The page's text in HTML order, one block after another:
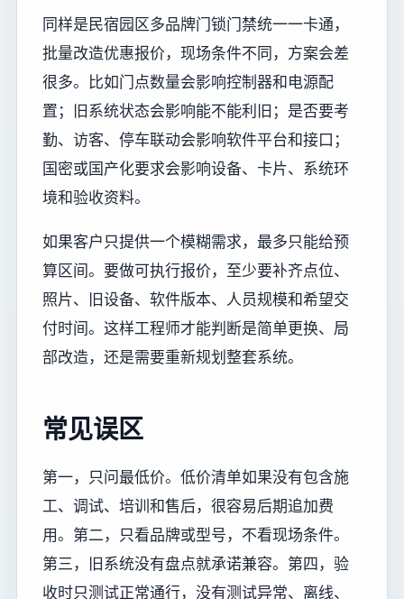
同样是民宿园区多品牌门锁门禁统一一卡通，
批量改造优惠报价，现场条件不同，方案会差
很多。比如门点数量会影响控制器和电源配
置；旧系统状态会影响能不能利旧；是否要考
勤、访客、停车联动会影响软件平台和接口；
国密或国产化要求会影响设备、卡片、系统环
境和验收资料。
如果客户只提供一个模糊需求，最多只能给预
算区间。要做可执行报价，至少要补齐点位、
照片、旧设备、软件版本、人员规模和希望交
付时间。这样工程师才能判断是简单更换、局
部改造，还是需要重新规划整套系统。
常见误区
第一，只问最低价。低价清单如果没有包含施
工、调试、培训和售后，很容易后期追加费
用。第二，只看品牌或型号，不看现场条件。
第三，旧系统没有盘点就承诺兼容。第四，验
收时只测试正常通行，没有测试异常、离线、